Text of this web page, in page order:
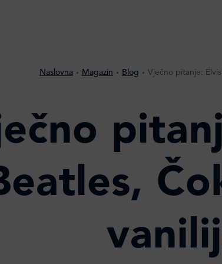
Naslovna Magazin Blog Vječno pitanje: